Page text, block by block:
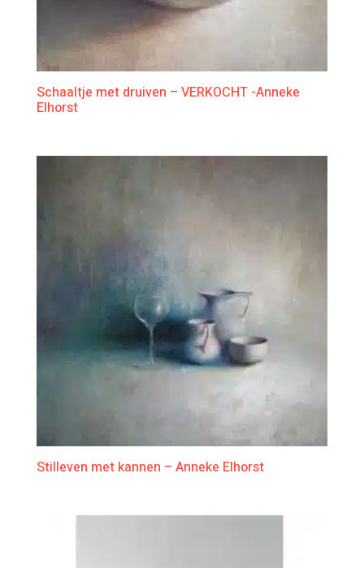
Schaaltje met druiven – VERKOCHT -Anneke
Elhorst
Stilleven met kannen – Anneke Elhorst